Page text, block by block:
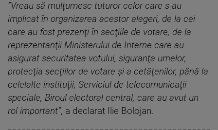
”Vreau să mulţumesc tuturor celor care s-au
implicat în organizarea acestor alegeri, de la cei
care au fost prezenţi în secţiile de votare, de la
reprezentanţii Ministerului de Interne care au
asigurat securitatea votului, siguranţa urnelor,
protecţia secţiilor de votare şi a cetăţenilor, până la
celelalte instituţii, Serviciul de telecomunicaţii
speciale, Biroul electoral central, care au avut un
rol important”, a declarat Ilie Bolojan.